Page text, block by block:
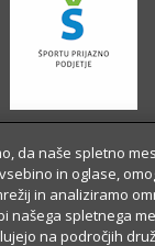
da naše spletno
in oglase,
in analiziramo
našega spletnega
na področjih